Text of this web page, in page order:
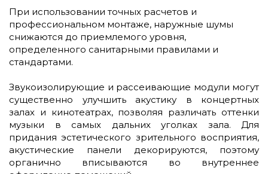
При использовании точных расчетов и
профессиональном монтаже, наружные шумы
снижаются до приемлемого уровня,
определенного санитарными правилами и
стандартами.
Звукоизолирующие и рассеивающие модули могут
существенно улучшить акустику в концертных
залах и кинотеатрах, позволяя различать оттенки
музыки в самых дальних уголках зала. Для
придания эстетического зрительного восприятия,
акустические панели декорируются, поэтому
органично вписываются во внутреннее